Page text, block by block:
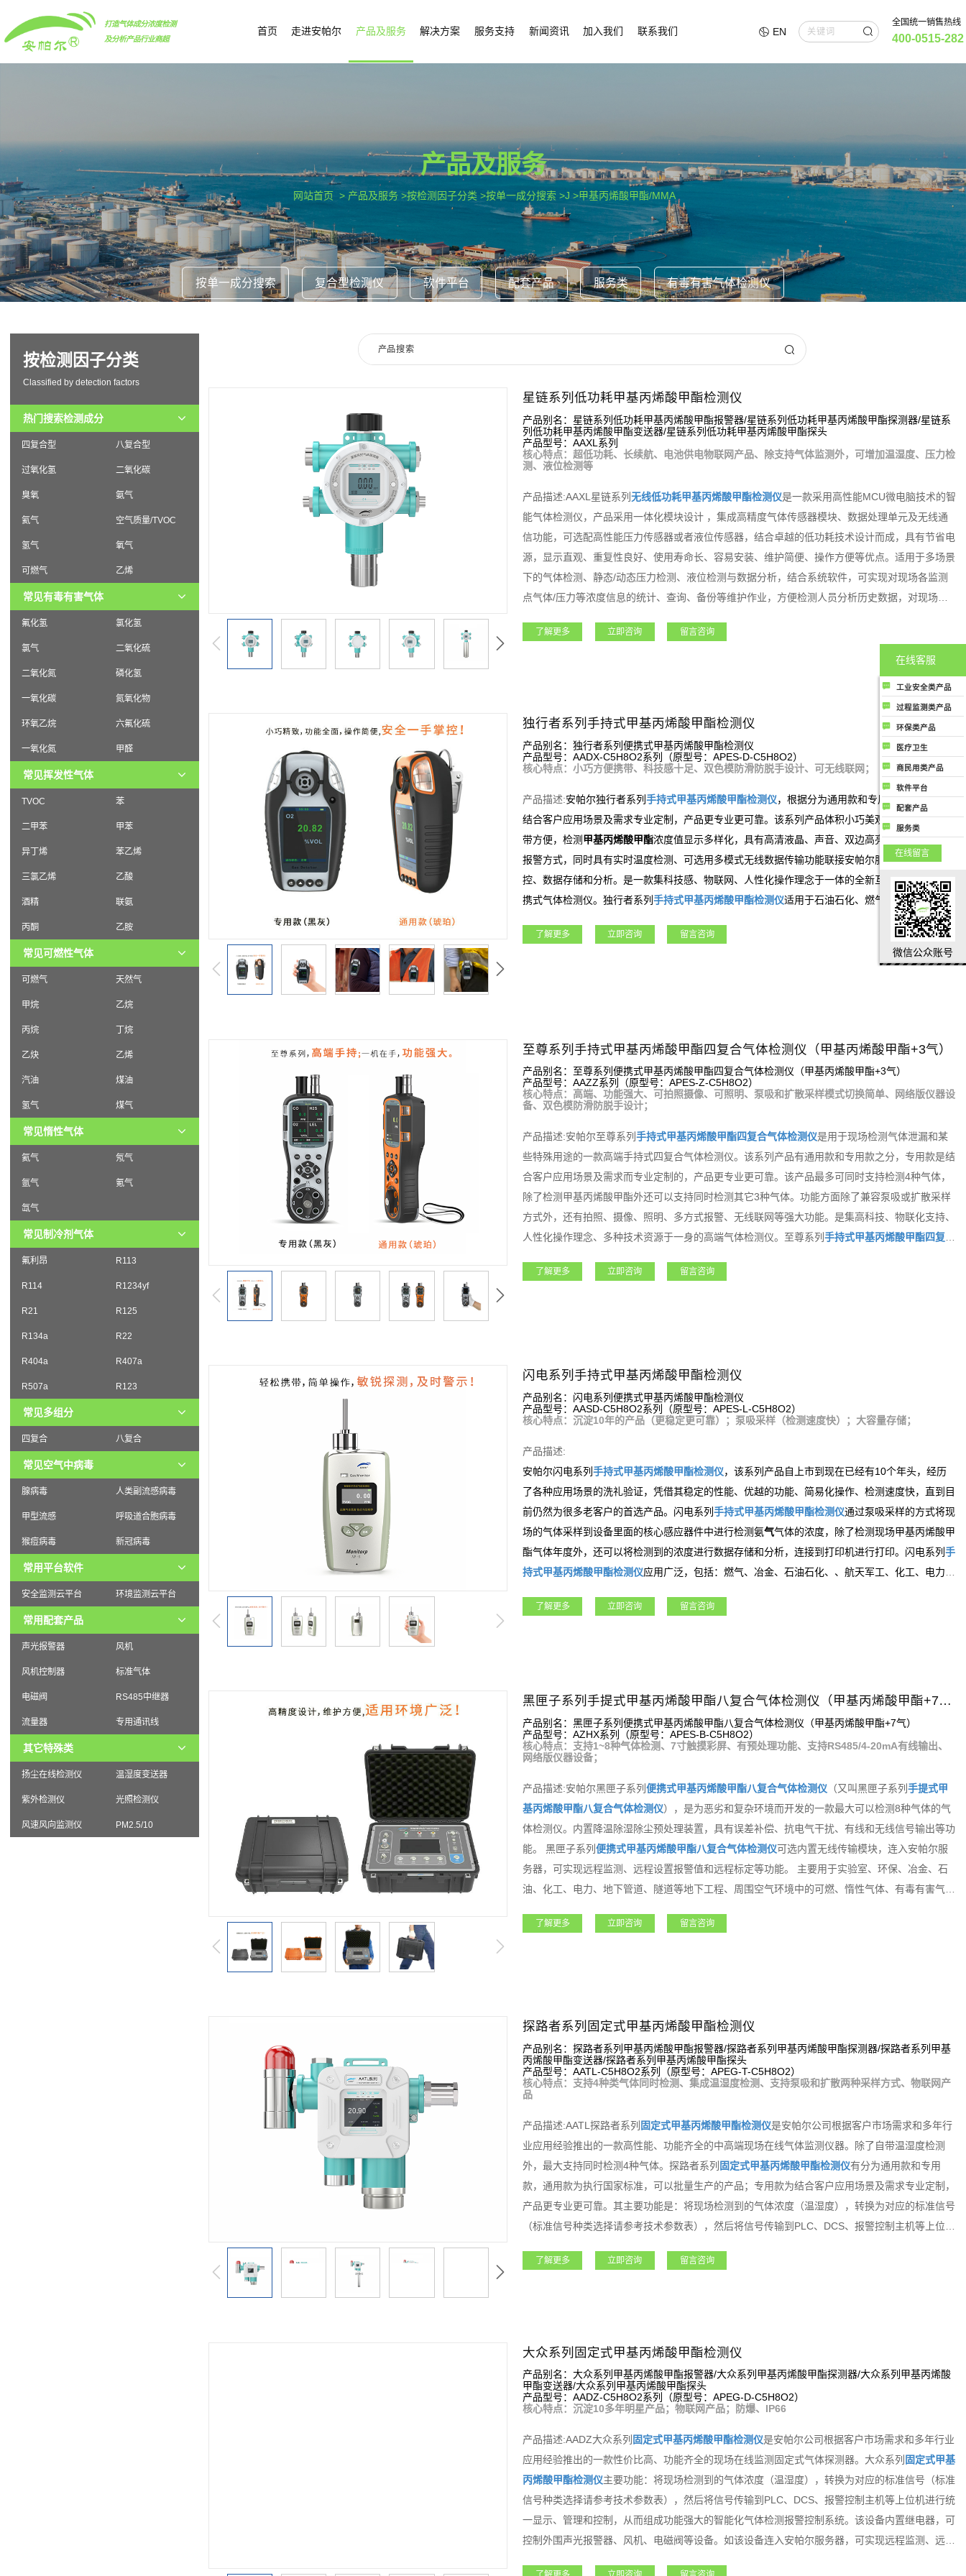
打造气体成分浓度检测
及分析产品行业商超
首页 走进安帕尔 产品及服务 解决方案 服务支持 新闻资讯 加入我们 联系我们 EN
全国统一销售热线
400-0515-282
产品及服务
网站首页 > 产品及服务 >按检测因子分类 >按单一成分搜索 >J >甲基丙烯酸甲酯/MMA
按单一成分搜索 复合型检测仪 软件平台 配套产品 服务类 有毒有害气体检测仪
按检测因子分类
Classified by detection factors
热门搜索检测成分
四复合型 八复合型
过氧化氢 二氧化碳
臭氧 氨气
氦气 空气质量/TVOC
氢气 氧气
可燃气 乙烯
常见有毒有害气体
氟化氢 氯化氢
氯气 二氧化硫
二氧化氮 磷化氢
一氧化碳 氮氧化物
环氧乙烷 六氟化硫
一氧化氮 甲醛
常见挥发性气体
TVOC 苯
二甲苯 甲苯
异丁烯 苯乙烯
三氯乙烯 乙酸
酒精 联氨
丙酮 乙胺
常见可燃性气体
可燃气 天然气
甲烷 乙烷
丙烷 丁烷
乙炔 乙烯
汽油 煤油
氢气 煤气
常见惰性气体
氦气 氖气
氩气 氪气
氙气
常见制冷剂气体
氟利昂 R113
R114 R1234yf
R21 R125
R134a R22
R404a R407a
R507a R123
常见多组分
四复合 八复合
常见空气中病毒
腺病毒 人类副流感病毒
甲型流感 呼吸道合胞病毒
猴痘病毒 新冠病毒
常用平台软件
安全监测云平台 环境监测云平台
常用配套产品
声光报警器 风机
风机控制器 标准气体
电磁阀 RS485中继器
流量器 专用通讯线
其它特殊类
扬尘在线检测仪 温湿度变送器
紫外检测仪 光照检测仪
风速风向监测仪 PM2.5/10
星链系列低功耗甲基丙烯酸甲酯检测仪
产品别名：星链系列低功耗甲基丙烯酸甲酯报警器/星链系列低功耗甲基丙烯酸甲酯探测器/星链系
列低功耗甲基丙烯酸甲酯变送器/星链系列低功耗甲基丙烯酸甲酯探头
产品型号：AAXL系列
核心特点：超低功耗、长续航、电池供电物联网产品、除支持气体监测外，可增加温湿度、压力检
测、液位检测等
产品描述:AAXL星链系列 无线低功耗甲基丙烯酸甲酯检测仪是一款采用高性能MCU微电脑技术的智
能气体检测仪，产品采用一体化模块设计 ，集成高精度气体传感器模块、数据处理单元及无线通
信功能，可选配高性能压力传感器或者液位传感器，结合卓越的低功耗技术设计而成，具有节省电
源，显示直观、重复性良好、使用寿命长、容易安装、维护简便、操作方便等优点。适用于多场景
下的气体检测、静态/动态压力检测、液位检测与数据分析，结合系统软件，可实现对现场各监测
点气体/压力等浓度信息的统计、查询、备份等维护作业，方便检测人员分析历史数据，对现场设
全检测的实时性，降低设备使用风险。
了解更多 立即咨询 留言咨询
独行者系列手持式甲基丙烯酸甲酯检测仪
产品别名：独行者系列便携式甲基丙烯酸甲酯检测仪
产品型号：AADX-C5H8O2系列（原型号：APES-D-C5H8O2）
核心特点：小巧方便携带、科技感十足、双色模防滑防脱手设计、可无线联网；
产品描述:安帕尔独行者系列 手持式甲基丙烯酸甲酯检测仪，根据分为通用款和专用款，专用款为
结合客户应用场景及需求专业定制，产品更专业更可靠。该系列产品体积小巧美观、科技感强、携
带方便，检测 甲基丙烯酸甲酯浓度值显示多样化，具有高清液晶、声音、双边高亮LED、震动四种
报警方式，同时具有实时温度检测、可选用多模式无线数据传输功能联接安帕尔服务器进行远程监
控、数据存储和分析。是一款集科技感、物联网、人性化操作理念于一体的全新互联网型手持/便
携式气体检测仪。独行者系列 手持式甲基丙烯酸甲酯检测仪适用于石油石化、燃气、航天军工、化
了解更多 立即咨询 留言咨询
至尊系列手持式甲基丙烯酸甲酯四复合气体检测仪（甲基丙烯酸甲酯+3气）
产品别名：至尊系列便携式甲基丙烯酸甲酯四复合气体检测仪（甲基丙烯酸甲酯+3气）
产品型号：AAZZ系列（原型号：APES-Z-C5H8O2）
核心特点：高端、功能强大、可拍照摄像、可照明、泵吸和扩散采样模式切换简单、网络版仪器设
备、双色模防滑防脱手设计；
产品描述:安帕尔至尊系列 手持式甲基丙烯酸甲酯四复合气体检测仪是用于现场检测气体泄漏和某
些特殊用途的一款高端手持式四复合气体检测仪。该系列产品有通用款和专用款之分，专用款是结
合客户应用场景及需求而专业定制的，产品更专业更可靠。该产品最多可同时支持检测4种气体，
除了检测甲基丙烯酸甲酯外还可以支持同时检测其它3种气体。功能方面除了兼容泵吸或扩散采样
方式外，还有拍照、摄像、照明、多方式报警、无线联网等强大功能。是集高科技、物联化支持、
人性化操作理念、多种技术资源于一身的高端气体检测仪。至尊系列 手持式甲基丙烯酸甲酯四复合
业和新能源等领域，凭借其超强的功能和性能获得广大用户朋友高度的认可和赞誉！
了解更多 立即咨询 留言咨询
闪电系列手持式甲基丙烯酸甲酯检测仪
产品别名：闪电系列便携式甲基丙烯酸甲酯检测仪
产品型号：AASD-C5H8O2系列（原型号：APES-L-C5H8O2）
核心特点：沉淀10年的产品（更稳定更可靠）；泵吸采样（检测速度快）；大容量存储；
产品描述:
安帕尔闪电系列手持式甲基丙烯酸甲酯检测仪，该系列产品自上市到现在已经有10个年头，经历
了各种应用场景的洗礼验证，凭借其稳定的性能、优越的功能、简易化操作、检测速度快，直到目
前仍然为很多老客户的首选产品。闪电系列手持式甲基丙烯酸甲酯检测仪通过泵吸采样的方式将现
场的气体采样到设备里面的核心感应器件中进行检测氨气气体的浓度，除了检测现场甲基丙烯酸甲
酯气体年度外，还可以将检测到的浓度进行数据存储和分析，连接到打印机进行打印。闪电系列手
持式甲基丙烯酸甲酯检测仪应用广泛，包括：燃气、冶金、石油石化、、航天军工、化工、电力、
了解更多 立即咨询 留言咨询
黑匣子系列手提式甲基丙烯酸甲酯八复合气体检测仪（甲基丙烯酸甲酯+7气）
产品别名：黑匣子系列便携式甲基丙烯酸甲酯八复合气体检测仪（甲基丙烯酸甲酯+7气）
产品型号：AZHX系列（原型号：APES-B-C5H8O2）
核心特点：支持1~8种气体检测、7寸触摸彩屏、有预处理功能、支持RS485/4-20mA有线输出、
网络版仪器设备；
产品描述:安帕尔黑匣子系列 便携式甲基丙烯酸甲酯八复合气体检测仪 （又叫黑匣子系列 手提式甲
基丙烯酸甲酯八复合气体检测仪），是为恶劣和复杂环境而开发的一款最大可以检测8种气体的气
体检测仪。内置降温除湿除尘预处理装置，具有误差补偿、抗电气干扰、有线和无线信号输出等功
能。 黑匣子系列 便携式甲基丙烯酸甲酯八复合气体检测仪可选内置无线传输模块，连入安帕尔服
务器，可实现远程监测、远程设置报警值和远程标定等功能。 主要用于实验室、环保、冶金、石
油、化工、电力、地下管道、隧道等地下工程、周围空气环境中的可燃、惰性气体、有毒有害气体
了解更多 立即咨询 留言咨询
探路者系列固定式甲基丙烯酸甲酯检测仪
产品别名：探路者系列甲基丙烯酸甲酯报警器/探路者系列甲基丙烯酸甲酯探测器/探路者系列甲基
丙烯酸甲酯变送器/探路者系列甲基丙烯酸甲酯探头
产品型号：AATL-C5H8O2系列（原型号：APEG-T-C5H8O2）
核心特点：支持4种类气体同时检测、集成温湿度检测、支持泵吸和扩散两种采样方式、物联网产
品
产品描述:AATL探路者系列 固定式甲基丙烯酸甲酯检测仪是安帕尔公司根据客户市场需求和多年行
业应用经验推出的一款高性能、功能齐全的中高端现场在线气体监测仪器。除了自带温湿度检测
外，最大支持同时检测4种气体。探路者系列 固定式甲基丙烯酸甲酯检测仪有分为通用款和专用
款，通用款为执行国家标准，可以批量生产的产品；专用款为结合客户应用场景及需求专业定制，
产品更专业更可靠。其主要功能是：将现场检测到的气体浓度（温湿度），转换为对应的标准信号
（标准信号种类选择请参考技术参数表），然后将信号传输到PLC、DCS、报警控制主机等上位机
气体检测仪内置3组继电器，可控制外围声光报警器、风机、电磁阀等设备。支持选配定位、震动
了解更多 立即咨询 留言咨询
大众系列固定式甲基丙烯酸甲酯检测仪
产品别名：大众系列甲基丙烯酸甲酯报警器/大众系列甲基丙烯酸甲酯探测器/大众系列甲基丙烯酸
甲酯变送器/大众系列甲基丙烯酸甲酯探头
产品型号：AADZ-C5H8O2系列（原型号：APEG-D-C5H8O2）
核心特点：沉淀10多年明星产品；物联网产品；防爆、IP66
产品描述:AADZ大众系列 固定式甲基丙烯酸甲酯检测仪是安帕尔公司根据客户市场需求和多年行业
应用经验推出的一款性价比高、功能齐全的现场在线监测固定式气体探测器。大众系列 固定式甲基
丙烯酸甲酯检测仪主要功能：将现场检测到的气体浓度（温湿度），转换为对应的标准信号（标准
信号种类选择请参考技术参数表），然后将信号传输到PLC、DCS、报警控制主机等上位机进行统
一显示、管理和控制，从而组成功能强大的智能化气体检测报警控制系统。该设备内置继电器，可
控制外围声光报警器、风机、电磁阀等设备。如该设备连入安帕尔服务器，可实现远程监测、远程
在线客服
工业安全类产品
工业安全类产品主
要指用于各工业场
所中保护人民生命
健康和财务安全的
气体成分检测及分
析类相关产品；
过程监测类产品
过程监测类产品主
要是指用于生产制
造过程控制中提高
质量和生产效率用
的气体成分检测及
分析类相关产品
环保类产品
环保类产品主要指
用于监测大气环境
或提高大气空气质
量相关的所有气体
成分检测和分析类
产品
医疗卫生
医疗卫生类产品是
指用于医疗行业或
公共卫生领域相关
的所有气体成分检
测和分析类产品
商民用类产品
商民用类产品是指
商用或者民用用于
保护人类生命健康
或者财产安全相关
的气体成分检测和
分析类产品
软件平台
软件平台类产品是
指与气体成分检测
及分析相关的各种
应用场景上使用的
软件监测和管理云
平台、环保云平
台、过程监测管控
云平台等；
配套产品
配套产品
服务类
服务类指除了行业
硬件产品和软件产
供的气体成分监测
及分析行业相关的
服务
在线留言
微信公众账号